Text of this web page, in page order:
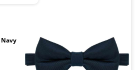
Navy